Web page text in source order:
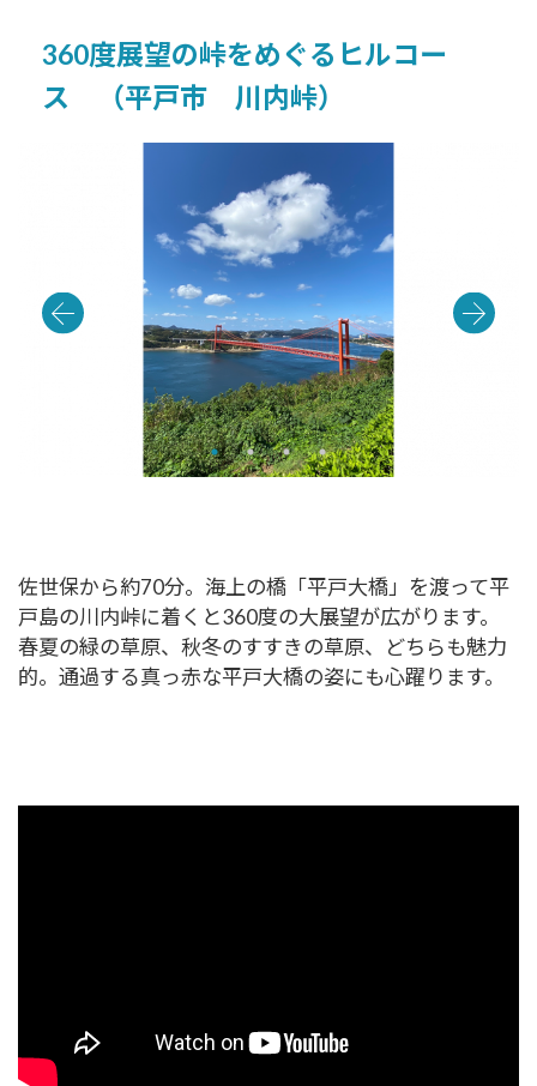
360度展望の峠をめぐるヒルコー
ス （平戸市 川内峠）
佐世保から約70分。海上の橋「平戸大橋」を渡って平
戸島の川内峠に着くと360度の大展望が広がります。
春夏の緑の草原、秋冬のすすきの草原、どちらも魅力
的。通過する真っ赤な平戸大橋の姿にも心躍ります。